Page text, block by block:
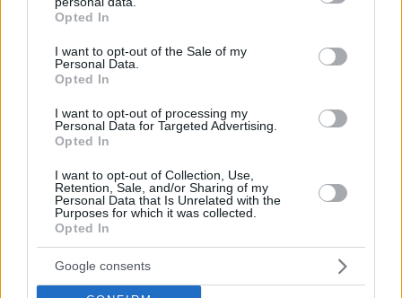
grant or deny consent to Google and its third-party tags to
use your data for below specified purposes in below Google
consent section.
Opted In
I want to opt-out of the Sale of my
Personal Data.
Opted In
I want to opt-out of processing my
Personal Data for Targeted Advertising.
Opted In
I want to opt-out of Collection, Use,
Retention, Sale, and/or Sharing of my
Personal Data that Is Unrelated with the
Purposes for which it was collected.
Opted In
Google consents
ΔΕΙΤΕ ΟΛΑ ΤΑ GAMES
Best of Network